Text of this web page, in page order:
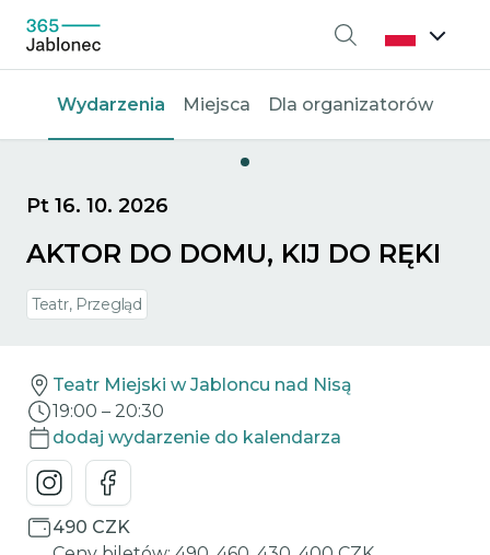
Wyszukiwanie
Wydarzenia Miejsca Dla organizatorów
Pt 16. 10. 2026
AKTOR DO DOMU, KIJ DO RĘKI
Teatr, Przegląd
Teatr Miejski w Jabloncu nad Nisą
19:00 – 20:30
dodaj wydarzenie do kalendarza
490 CZK